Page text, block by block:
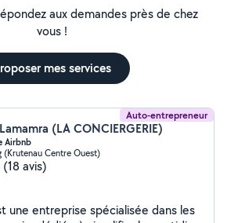
aux demandes près de chez
vous !
mes services
Auto-entrepreneur
(LA CONCIERGERIE)
Airbnb
(Krutenau Centre Ouest)
(18 avis)
une entreprise spécialisée dans les